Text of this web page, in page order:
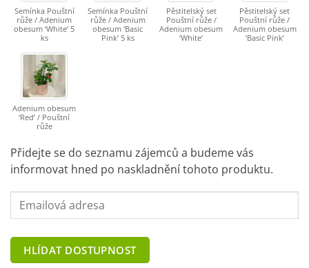
Semínka Pouštní
růže / Adenium
obesum ‘White’ 5
ks
Semínka Pouštní
růže / Adenium
obesum ‘Basic
Pink’ 5 ks
Pěstitelský set
Pouštní růže /
Adenium obesum
‘White’
Pěstitelský set
Pouštní růže /
Adenium obesum
‘Basic Pink’
Adenium obesum
‘Red’ / Pouštní
růže
Přidejte se do seznamu zájemců a budeme vás
informovat hned po naskladnění tohoto produktu.
Enter
your
address
to
HLÍDAT DOSTUPNOST